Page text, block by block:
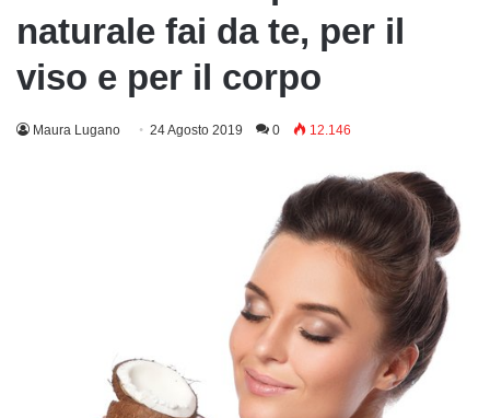
naturale fai da te, per il
viso e per il corpo
Maura Lugano 24 Agosto 2019 0 12.146